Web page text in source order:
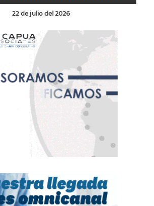
22 de julio del 2026